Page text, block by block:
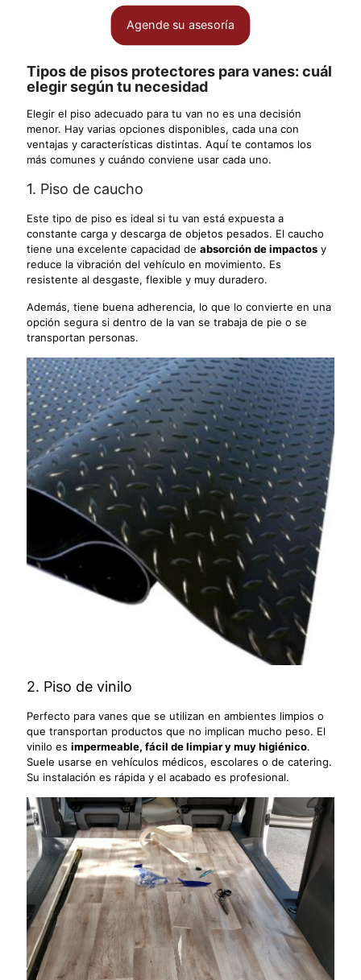
Agende su asesoría
Tipos de pisos protectores para vanes: cuál
elegir según tu necesidad
Elegir el piso adecuado para tu van no es una decisión
menor. Hay varias opciones disponibles, cada una con
ventajas y características distintas. Aquí te contamos los
más comunes y cuándo conviene usar cada uno.
1. Piso de caucho
Este tipo de piso es ideal si tu van está expuesta a
constante carga y descarga de objetos pesados. El caucho
tiene una excelente capacidad de absorción de impactos y
reduce la vibración del vehículo en movimiento. Es
resistente al desgaste, flexible y muy duradero.
Además, tiene buena adherencia, lo que lo convierte en una
opción segura si dentro de la van se trabaja de pie o se
transportan personas.
2. Piso de vinilo
Perfecto para vanes que se utilizan en ambientes limpios o
que transportan productos que no implican mucho peso. El
vinilo es impermeable, fácil de limpiar y muy higiénico.
Suele usarse en vehículos médicos, escolares o de catering.
Su instalación es rápida y el acabado es profesional.